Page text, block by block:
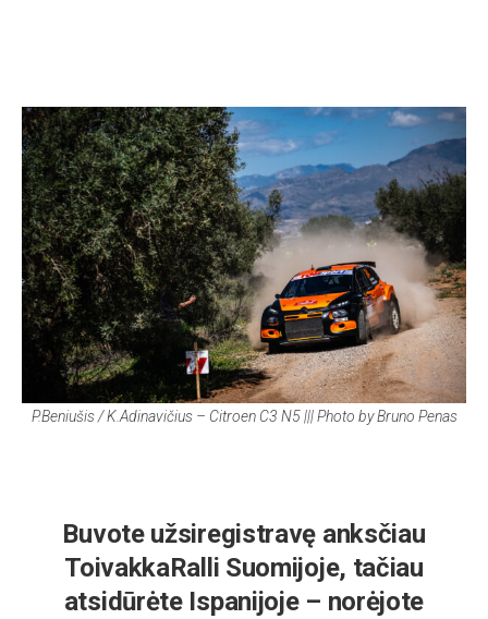
P.Beniušis / K.Adinavičius – Citroen C3 N5 ||| Photo by Bruno Penas
Buvote užsiregistravę anksčiau
ToivakkaRalli Suomijoje, tačiau
atsidūrėte Ispanijoje – norėjote